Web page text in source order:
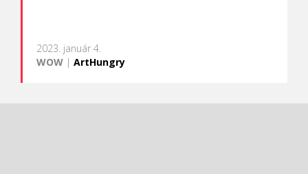
2023. január 4.
WOW | ArtHungry